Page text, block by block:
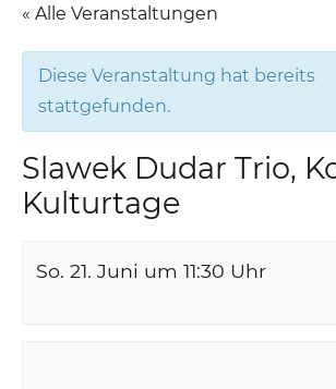
« Alle Veranstaltungen
Diese Veranstaltung hat bereits
stattgefunden.
Slawek Dudar Trio,
Kulturtage
So. 21. Juni um 11:30 Uhr